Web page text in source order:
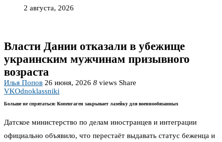
2 августа, 2026
Власти Дании отказали в убежище
украинским мужчинам призывного
возраста
Илья Попов 26 июня, 2026 8 views Share
VKOdnoklassniki
Больше не спрятаться: Копенгаген закрывает лазейку для военнообязанных
Датское министерство по делам иностранцев и интеграции
официально объявило, что перестаёт выдавать статус беженца и